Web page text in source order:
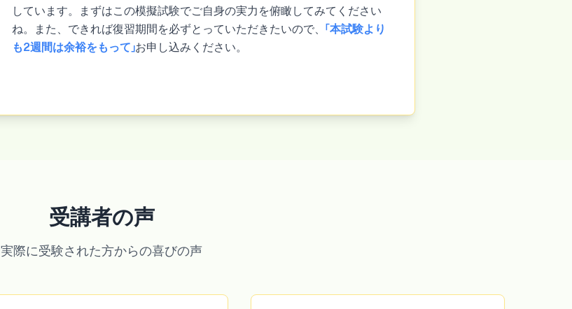
しています。まずはこの模擬試験でご自身の実力を俯瞰してみてください
ね。また、できれば復習期間を必ずとっていただきたいので、「本試験より
も2週間は余裕をもって」お申し込みください。
受講者の声
実際に受験された方からの喜びの声